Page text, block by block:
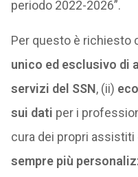
periodo 2022-2026”.
Per questo è richiesto
unico ed esclusivo di
servizi del SSN, (ii)
sui dati per i
cura dei propri assistiti
sempre più